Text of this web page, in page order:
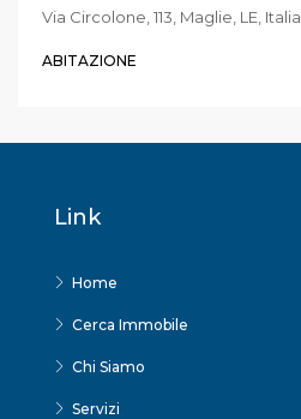
Via Circolone, 113, Maglie, LE, Italia
ABITAZIONE
Link
Home
Cerca Immobile
Chi Siamo
Servizi